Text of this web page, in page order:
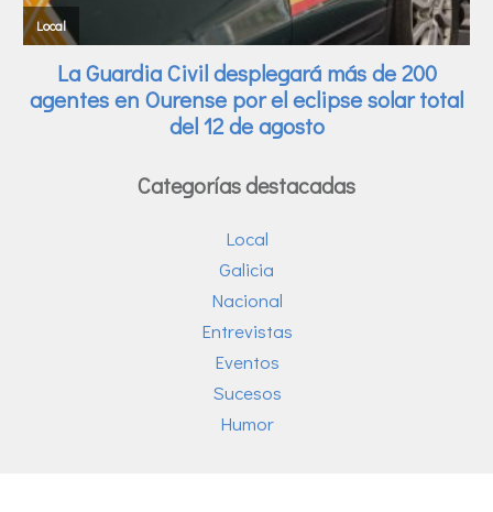
Categorías destacadas
Local
Galicia
Nacional
Entrevistas
Eventos
Sucesos
Humor